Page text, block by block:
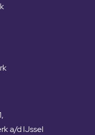
a/d IJssel